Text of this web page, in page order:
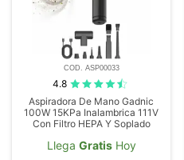
COD. ASP00033
4.8
Aspiradora De Mano Gadnic
100W 15KPa Inalambrica 111V
Con Filtro HEPA Y Soplado
Llega GratisHoy